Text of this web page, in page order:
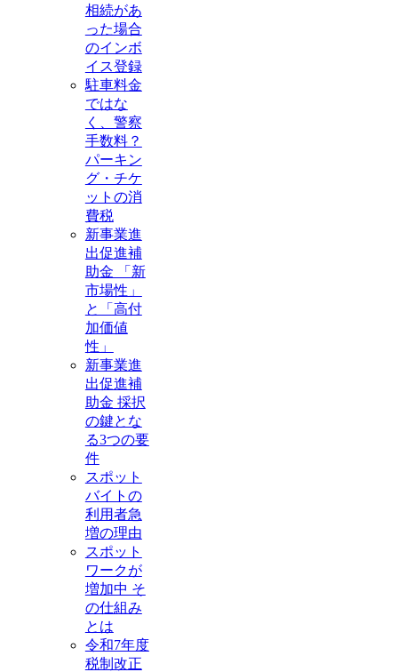
相続があ
った場合
のインボ
イス登録
駐車料金
ではな
く、警察
手数料？
パーキン
グ・チケ
ットの消
費税
新事業進
出促進補
助金 「新
市場性」
と「高付
加価値
性」
新事業進
出促進補
助金 採択
の鍵とな
る3つの要
件
スポット
バイトの
利用者急
増の理由
スポット
ワークが
増加中 そ
の仕組み
とは
令和7年度
税制改正